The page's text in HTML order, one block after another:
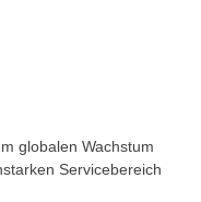
globalen Wachstum
Servicebereich